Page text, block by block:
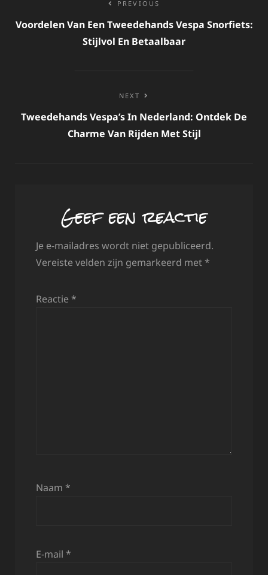
navigatie
PREVIOUS
Voordelen Van Een Tweedehands Vespa Snorfiets:
Stijlvol En Betaalbaar
NEXT
Tweedehands Vespa’s In Nederland: Ontdek De
Charme Van Rijden Met Stijl
Geef een reactie
Je e-mailadres wordt niet gepubliceerd.
Vereiste velden zijn gemarkeerd met *
Reactie *
Naam *
E-mail *